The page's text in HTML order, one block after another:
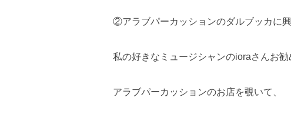
②アラブパーカッションのダルブッカに興
私の好きなミュージシャンのioraさんお
アラブパーカッションのお店を覗いて、